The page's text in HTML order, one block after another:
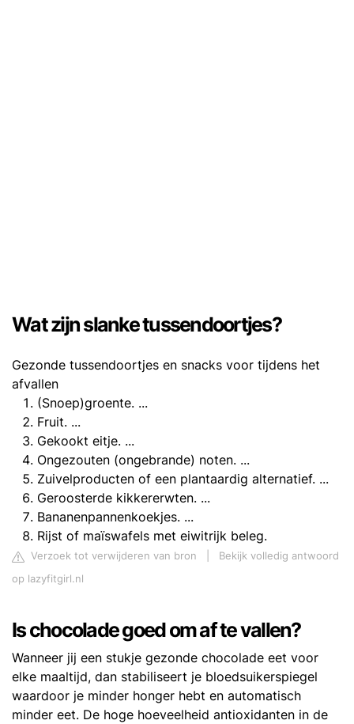
Wat zijn slanke tussendoortjes?
Gezonde tussendoortjes en snacks voor tijdens het
afvallen
(Snoep)groente. ...
Fruit. ...
Gekookt eitje. ...
Ongezouten (ongebrande) noten. ...
Zuivelproducten of een plantaardig alternatief. ...
Geroosterde kikkererwten. ...
Bananenpannenkoekjes. ...
Rijst of maïswafels met eiwitrijk beleg.
Verzoek tot verwijderen van bron
Bekijk volledig antwoord
op lazyfitgirl.nl
Is chocolade goed om af te vallen?
Wanneer jij een stukje gezonde chocolade eet voor
elke maaltijd, dan stabiliseert je bloedsuikerspiegel
waardoor je minder honger hebt en automatisch
minder eet. De hoge hoeveelheid antioxidanten in de